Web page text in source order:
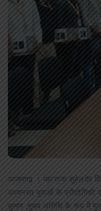
आजमगढ़ । महाराजा सुहेलदेव
अध्यनरत युवाओं के
कुमार ,मुख्य अतिथि के रूप में